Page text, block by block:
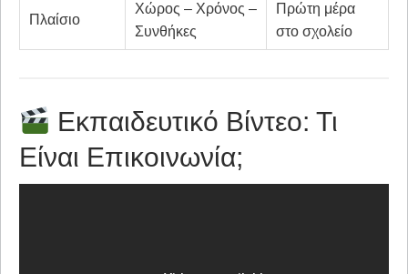
Πλαίσιο
Χώρος – Χρόνος –
Συνθήκες
Πρώτη μέρα
στο σχολείο
Εκπαιδευτικό Βίντεο: Τι
Είναι Επικοινωνία;